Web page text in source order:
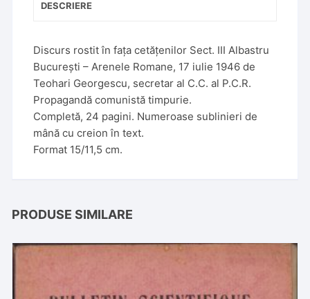
DESCRIERE
Discurs rostit în fața cetățenilor Sect. III Albastru
București – Arenele Romane, 17 iulie 1946 de
Teohari Georgescu, secretar al C.C. al P.C.R.
Propagandă comunistă timpurie.
Completă, 24 pagini. Numeroase sublinieri de
mână cu creion în text.
Format 15/11,5 cm.
PRODUSE SIMILARE